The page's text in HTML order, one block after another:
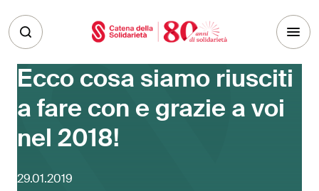
Ecco cosa siamo riusciti
a fare con e grazie a voi
nel 2018!
29.01.2019